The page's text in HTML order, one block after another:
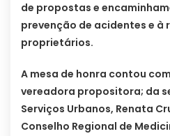
de propostas e
prevenção de acidentes e à
proprietários.
A mesa de honra contou
vereadora propositora; da
Serviços Urbanos, Renata
Conselho Regional de